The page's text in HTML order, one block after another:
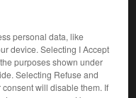
McCarthy
personal data, like
device. Selecting I Accept
purposes shown under
Selecting Refuse and
will disable them. If